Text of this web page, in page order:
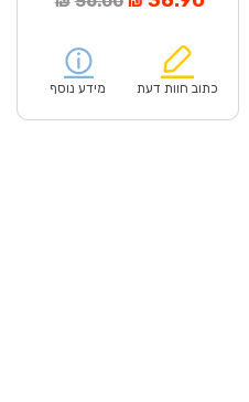
₪56.00.
כתוב חוות דעת מידע נוסף